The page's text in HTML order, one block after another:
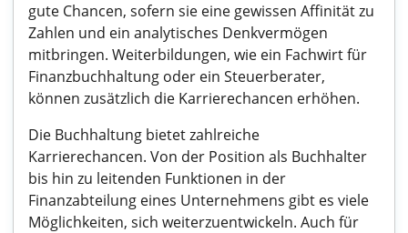
gute Chancen, sofern sie eine gewissen Affinität zu
Zahlen und ein analytisches Denkvermögen
mitbringen. Weiterbildungen, wie ein Fachwirt für
Finanzbuchhaltung oder ein Steuerberater,
können zusätzlich die Karrierechancen erhöhen.
Die Buchhaltung bietet zahlreiche
Karrierechancen. Von der Position als Buchhalter
bis hin zu leitenden Funktionen in der
Finanzabteilung eines Unternehmens gibt es viele
Möglichkeiten, sich weiterzuentwickeln. Auch für